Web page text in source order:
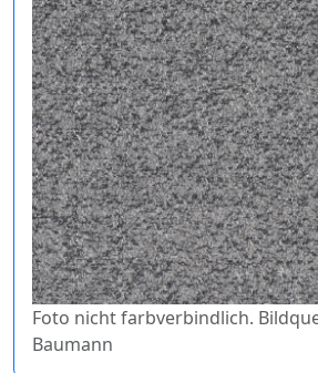
Foto nicht farbverbindlich.
Baumann